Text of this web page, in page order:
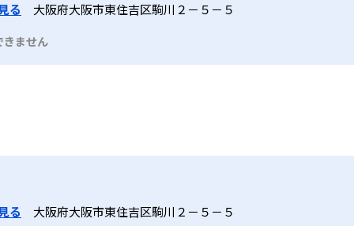
る 大阪府大阪市東住吉区駒川２－５－５
きません
る 大阪府大阪市東住吉区駒川２－５－５